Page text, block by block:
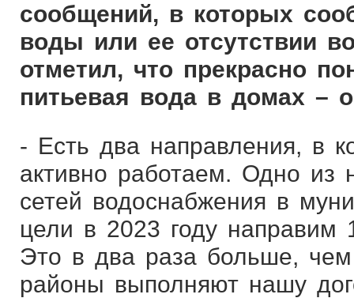
сообщений, в которых
воды или ее отсутствии
отметил, что прекрасно
питьевая вода в домах –
- Есть два направления, в
активно работаем. Одно
сетей водоснабжения в
цели в 2023 году направим
Это в два раза больше,
районы выполняют нашу